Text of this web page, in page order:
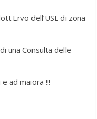
dell’USL di zona
una Consulta delle
ad maiora !!!